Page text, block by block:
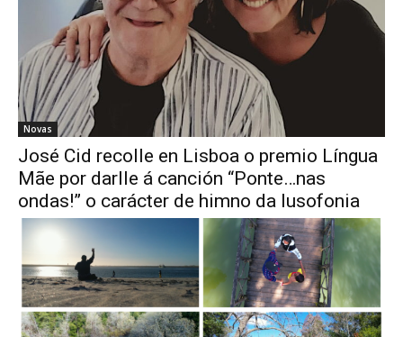
Novas
José Cid recolle en Lisboa o premio Língua
Mãe por darlle á canción “Ponte…nas
ondas!” o carácter de himno da lusofonia